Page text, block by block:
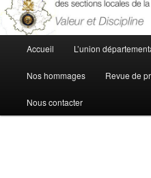
principal
Accueil L’union
Nos hommages Revue de
Nous contacter